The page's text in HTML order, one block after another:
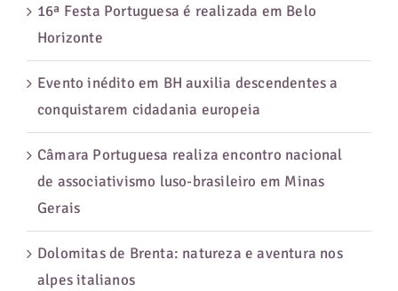
16ª Festa Portuguesa é realizada em Belo
Horizonte
Evento inédito em BH auxilia descendentes a
conquistarem cidadania europeia
Câmara Portuguesa realiza encontro nacional
de associativismo luso-brasileiro em Minas
Gerais
Dolomitas de Brenta: natureza e aventura nos
alpes italianos